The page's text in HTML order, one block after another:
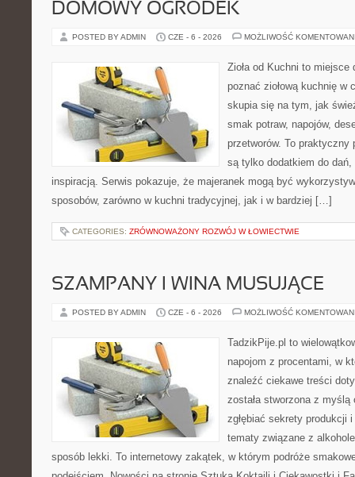
DOMOWY OGRÓDEK
POSTED BY ADMIN CZE - 6 - 2026 MOŻLIWOŚĆ
Zioła od Kuchni to
poznać ziołową kuchnię w
skupia się na tym, jak
smak potraw, napojów,
przetworów. To praktyczny
są tylko dodatkiem do dań,
inspiracją. Serwis pokazuje, że majeranek mogą być
sposobów, zarówno w kuchni tradycyjnej, jak i w bardziej […]
CATEGORIES: ZRÓWNOWAŻONY ROZWÓJ W ŁOWIECTWIE
SZAMPANY I WINA MUSUJĄCE
POSTED BY ADMIN CZE - 6 - 2026 MOŻLIWOŚĆ
TadzikPije.pl to
napojom z procentami, w
znaleźć ciekawe treści
została stworzona z
zgłębiać sekrety produkcji
tematy związane z
sposób lekki. To internetowy zakątek, w którym podróże